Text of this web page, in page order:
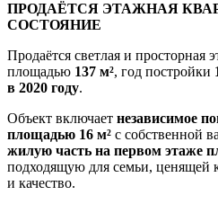
ПРОДАЁТСЯ ЭТАЖНАЯ
СОСТОЯНИЕ
Продаётся светлая и просторная
площадью 137 м², год постройки
в 2020 году.
Объект включает независимое
площадью 16 м² с собственной
жилую часть на первом этаже
подходящую для семьи, ценящей
и качество.